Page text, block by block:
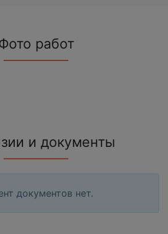
работ
и документы
документов нет.